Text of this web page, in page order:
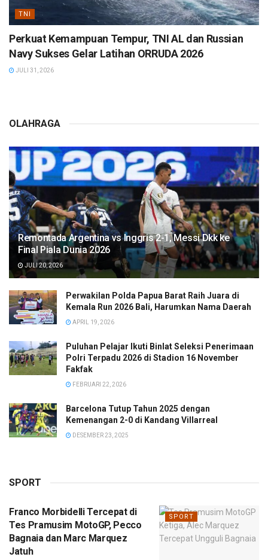
TNI
Perkuat Kemampuan Tempur, TNI AL dan Russian
Navy Sukses Gelar Latihan ORRUDA 2026
JULI 31, 2026
OLAHRAGA
Remontada Argentina vs Inggris 2-1, Messi Dkk ke
Final Piala Dunia 2026
JULI 20, 2026
Perwakilan Polda Papua Barat Raih Juara di
Kemala Run 2026 Bali, Harumkan Nama Daerah
APRIL 19, 2026
Puluhan Pelajar Ikuti Binlat Seleksi Penerimaan
Polri Terpadu 2026 di Stadion 16 November
Fakfak
FEBRUARI 22, 2026
Barcelona Tutup Tahun 2025 dengan
Kemenangan 2-0 di Kandang Villarreal
DESEMBER 23, 2025
SPORT
SPORT
Franco Morbidelli Tercepat di
Tes Pramusim MotoGP, Pecco
Bagnaia dan Marc Marquez
Jatuh